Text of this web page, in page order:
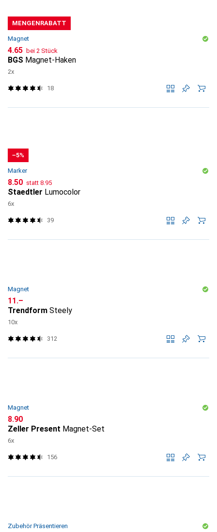
MENGENRABATT
Magnet
CHF
4.65 bei 2 Stück
BGS Magnet-Haken
2x
18
−5%
Marker
CHF
8.50 statt CHF
8.95
Staedtler Lumocolor
6x
39
Magnet
CHF
11.–
Trendform Steely
10x
312
Magnet
CHF
8.90
Zeller Present Magnet-Set
6x
156
Zubehör Präsentieren